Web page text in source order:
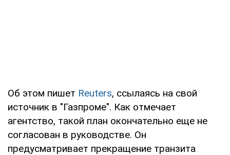
Об этом пишет Reuters, ссылаясь на свой
источник в "Газпроме". Как отмечает
агентство, такой план окончательно еще не
согласован в руководстве. Он
предусматривает прекращение транзита